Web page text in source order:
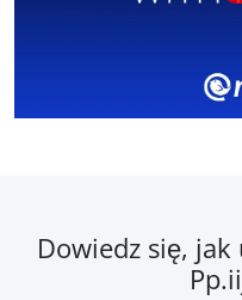
Dowiedz się,